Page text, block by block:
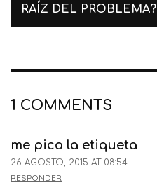
RAÍZ DEL PROBLEMA?
1 COMMENTS
me pica la etiqueta
26 AGOSTO, 2015 AT 08:54
RESPONDER